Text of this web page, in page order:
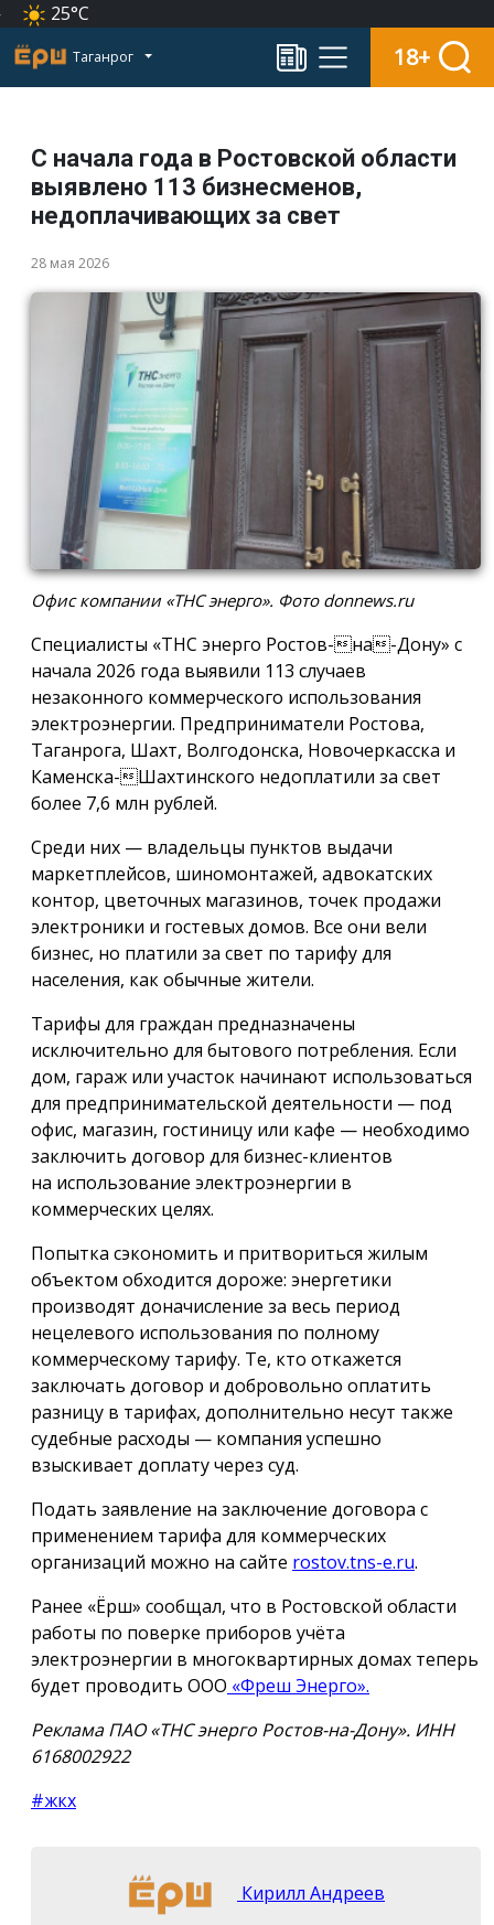
25°C
Таганрог 18+
С начала года в Ростовской области
выявлено 113 бизнесменов,
недоплачивающих за свет
28 мая 2026
Офис компании «ТНС энерго». Фото donnews.ru
Специалисты «ТНС энерго Ростов-на-Дону» с
начала 2026 года выявили 113 случаев
незаконного коммерческого использования
электроэнергии. Предприниматели Ростова,
Таганрога, Шахт, Волгодонска, Новочеркасска и
Каменска-Шахтинского недоплатили за свет
более 7,6 млн рублей.
Среди них — владельцы пунктов выдачи
маркетплейсов, шиномонтажей, адвокатских
контор, цветочных магазинов, точек продажи
электроники и гостевых домов. Все они вели
бизнес, но платили за свет по тарифу для
населения, как обычные жители.
Тарифы для граждан предназначены
исключительно для бытового потребления. Если
дом, гараж или участок начинают использоваться
для предпринимательской деятельности — под
офис, магазин, гостиницу или кафе — необходимо
заключить договор для бизнес-клиентов
на использование электроэнергии в
коммерческих целях.
Попытка сэкономить и притвориться жилым
объектом обходится дороже: энергетики
производят доначисление за весь период
нецелевого использования по полному
коммерческому тарифу. Те, кто откажется
заключать договор и добровольно оплатить
разницу в тарифах, дополнительно несут также
судебные расходы — компания успешно
взыскивает доплату через суд.
Подать заявление на заключение договора с
применением тарифа для коммерческих
организаций можно на сайте rostov.tns-e.ru.
Ранее «Ёрш» сообщал, что в Ростовской области
работы по поверке приборов учёта
электроэнергии в многоквартирных домах теперь
будет проводить ООО «Фреш Энерго».
Реклама ПАО «ТНС энерго Ростов-на-Дону». ИНН
6168002922
#жкх
Кирилл Андреев